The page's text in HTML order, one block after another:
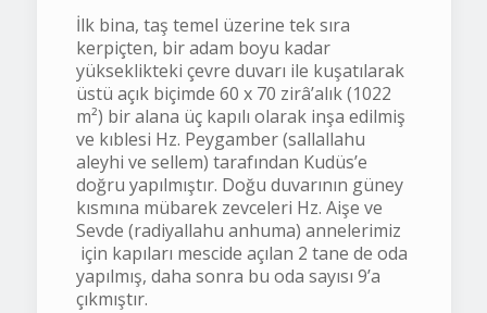
İlk bina, taş temel üzerine tek sıra
kerpiçten, bir adam boyu kadar
yükseklikteki çevre duvarı ile kuşatılarak
üstü açık biçimde 60 x 70 zirâ’alık (1022
m²) bir alana üç kapılı olarak inşa edilmiş
ve kıblesi Hz. Peygamber (sallallahu
aleyhi ve sellem) tarafından Kudüs’e
doğru yapılmıştır. Doğu duvarının güney
kısmına mübarek zevceleri Hz. Aişe ve
Sevde (radiyallahu anhuma) annelerimiz
için kapıları mescide açılan 2 tane de oda
yapılmış, daha sonra bu oda sayısı 9’a
çıkmıştır.